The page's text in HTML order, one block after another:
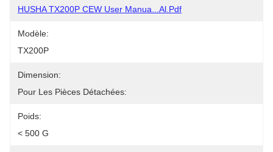
HUSHA TX200P CEW User Manua...al.pdf
Modèle:
TX200P
Dimension:
Pour Les Pièces Détachées:
Poids:
< 500 G